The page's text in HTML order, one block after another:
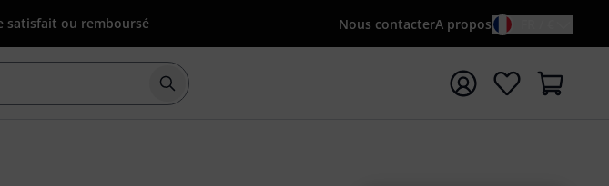
satisfait ou remboursé Nous contacterA propos
Démarrer la recherche avec le terme de recherche